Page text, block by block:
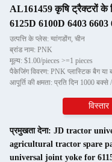
AL161459 कृषि ट्रैक्टरों के
6125D 6100D 6403 6603
उत्पत्ति के प्लेस: ग्वांगडोंग, चीन
ब्रांड नाम: PNK
मूल्य: $1.00/pieces >=1 pieces
पैकेजिंग विवरण: PNK प्लास्टिक बैग
आपूर्ति की क्षमता: प्रति दिन 1000 बक्से
विस्तार
प्रमुखता देना: JD tractor
agricultural tractor spare
universal joint yoke for